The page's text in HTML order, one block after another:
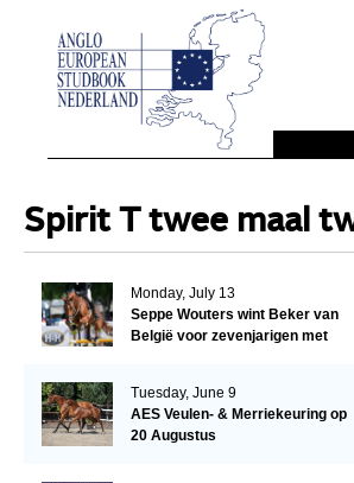
Spirit T twee maal
Monday, July 13
Seppe Wouters wint Beker van
België voor zevenjarigen met
Tuesday, June 9
AES Veulen- & Merriekeuring op
20 Augustus